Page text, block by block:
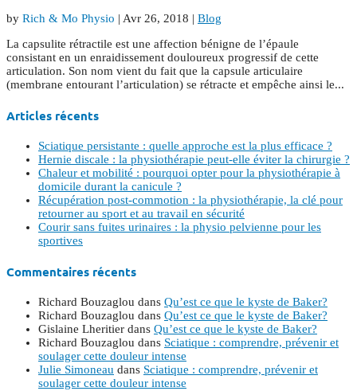
by Rich & Mo Physio | Avr 26, 2018 | Blog
La capsulite rétractile est une affection bénigne de l’épaule
consistant en un enraidissement douloureux progressif de cette
articulation. Son nom vient du fait que la capsule articulaire
(membrane entourant l’articulation) se rétracte et empêche ainsi le...
Articles récents
Sciatique persistante : quelle approche est la plus efficace ?
Hernie discale : la physiothérapie peut-elle éviter la chirurgie ?
Chaleur et mobilité : pourquoi opter pour la physiothérapie à
domicile durant la canicule ?
Récupération post-commotion : la physiothérapie, la clé pour
retourner au sport et au travail en sécurité
Courir sans fuites urinaires : la physio pelvienne pour les
sportives
Commentaires récents
Richard Bouzaglou dans Qu’est ce que le kyste de Baker?
Richard Bouzaglou dans Qu’est ce que le kyste de Baker?
Gislaine Lheritier dans Qu’est ce que le kyste de Baker?
Richard Bouzaglou dans Sciatique : comprendre, prévenir et
soulager cette douleur intense
Julie Simoneau dans Sciatique : comprendre, prévenir et
soulager cette douleur intense